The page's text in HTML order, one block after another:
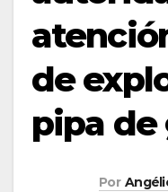
de
pipa de
Por